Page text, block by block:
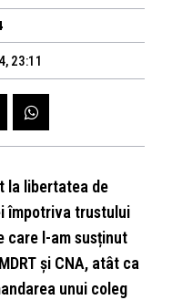
23:11
la libertatea de
împotriva trustului
care l-am susținut
și CNA, atât ca
unui coleg